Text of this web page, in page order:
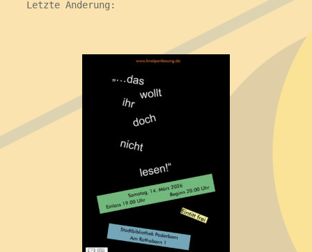
Letzte Änderung: